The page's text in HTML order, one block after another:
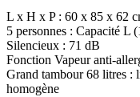
L x H x P : 60 x 85 x 62
5 personnes : Capacité L
Silencieux : 71 dB
Fonction Vapeur anti-
Grand tambour 68 litres :
homogène